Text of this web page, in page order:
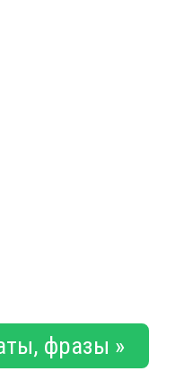
фразы »